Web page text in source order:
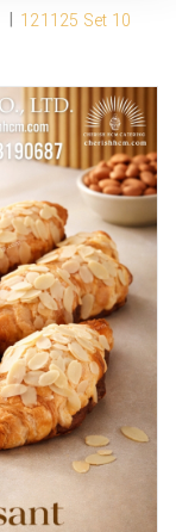
121125 Set 10